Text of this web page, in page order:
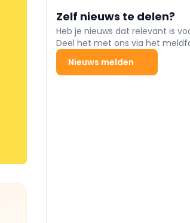
Zelf nieuws te delen?
Heb je nieuws dat relevant is
Deel het met ons via het
Nieuws melden